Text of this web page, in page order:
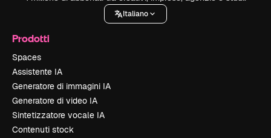
Italiano
Prodotti
Spaces
Assistente IA
Generatore di immagini IA
Generatore di video IA
Sintetizzatore vocale IA
Contenuti stock